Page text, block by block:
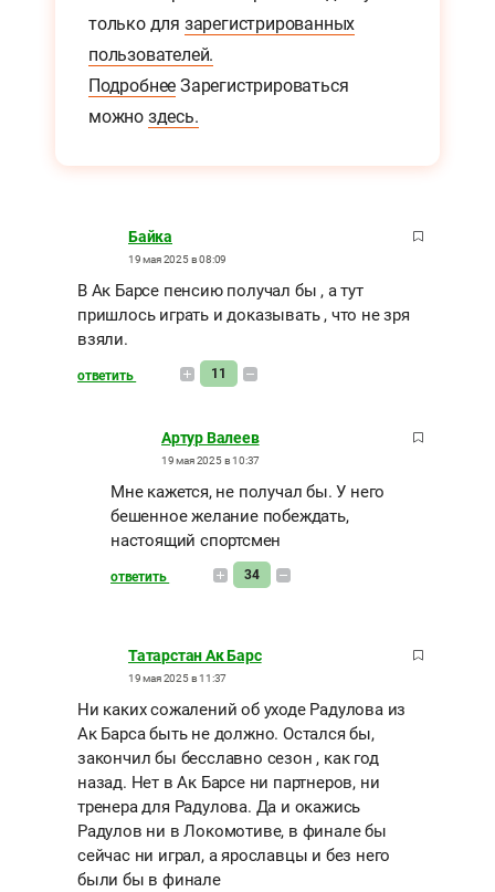
только для зарегистрированных
пользователей.
Подробнее Зарегистрироваться
можно здесь.
Байка
19 мая 2025 в 08:09
В Ак Барсе пенсию получал бы , а тут
пришлось играть и доказывать , что не зря
взяли.
ответить 11
Артур Валеев
19 мая 2025 в 10:37
Мне кажется, не получал бы. У него
бешенное желание побеждать,
настоящий спортсмен
ответить 34
Татарстан Ак Барс
19 мая 2025 в 11:37
Ни каких сожалений об уходе Радулова из
Ак Барса быть не должно. Остался бы,
закончил бы бесславно сезон , как год
назад. Нет в Ак Барсе ни партнеров, ни
тренера для Радулова. Да и окажись
Радулов ни в Локомотиве, в финале бы
сейчас ни играл, а ярославцы и без него
были бы в финале